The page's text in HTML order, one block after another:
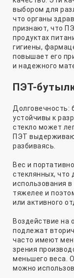
выбором для
что органы
признают, что
продуктах
гигиены,
повышает его
и надежного
ПЭТ-
Долговечность:
устойчивы к
стекло может
ПЭТ
разбиваясь.
Вес и
стеклянных, что
использования
тяжелее и
или активного
Воздействие на
подлежат
часто имеют
зрения
меньшего веса.
можно